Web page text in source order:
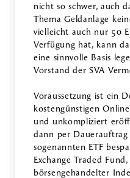
nicht so schwer, auch
Thema Geldanlage
vielleicht auch nur 50
Verfügung hat, kann
eine sinnvolle Basis
Vorstand der SVA
Voraussetzung ist ein
kostengünstigen
und unkompliziert
dann per Dauerauftrag
sogenannten ETF
Exchange Traded
börsengehandelter